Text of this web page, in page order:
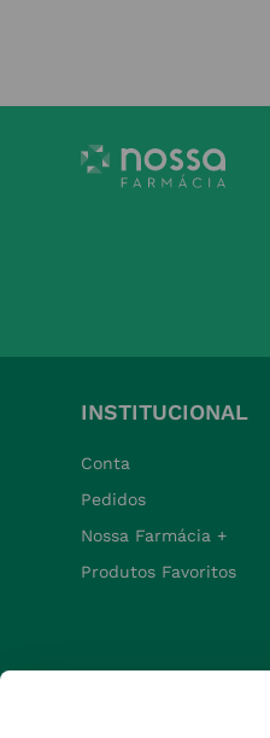
INSTITUCIONAL
Conta
Pedidos
Nossa Farmácia +
Produtos Favoritos